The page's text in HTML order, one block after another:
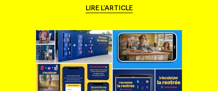
LIRE L'ARTICLE